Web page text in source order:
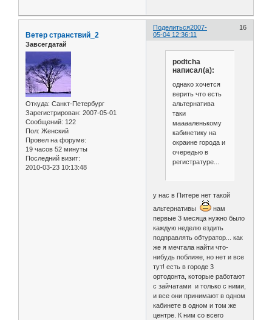
Поделиться 16
2007-
05-04 12:36:11
Ветер странствий_2
Завсегдатай
Откуда: Санкт-Петербург
Зарегистрирован: 2007-05-01
Сообщений: 122
Пол: Женский
Провел на форуме:
19 часов 52 минуты
Последний визит:
2010-03-23 10:13:48
podtcha
написал(а):
однако хочется
верить что есть
альтернатива
таки
мааааленькому
кабинетику на
окраине города и
очередью в
регистратуре...
у нас в Питере нет такой
альтернативы
нам
первые 3 месяца нужно было
каждую неделю ездить
подправлять обтуратор... как
же я мечтала найти что-
нибудь поближе, но нет и все
тут! есть в городе 3
ортодонта, которые работают
с зайчатами и только с ними,
и все они принимают в одном
кабинете в одном и том же
центре. К ним со всего